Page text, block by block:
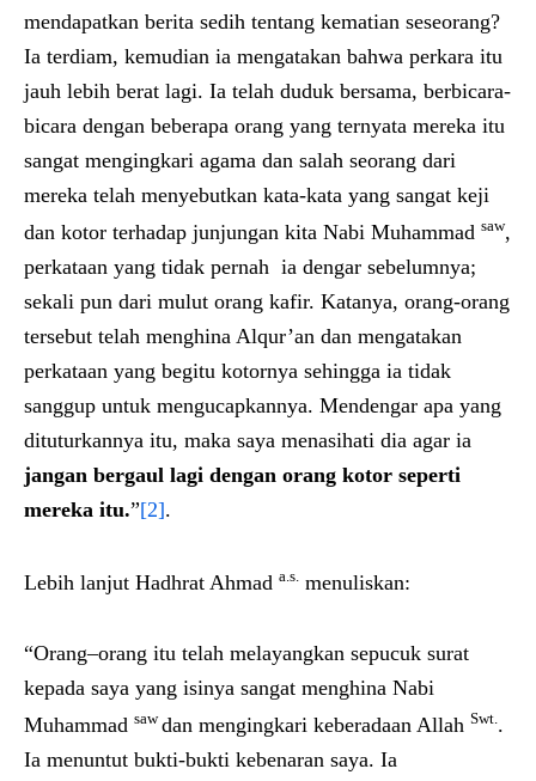
mendapatkan berita sedih tentang kematian seseorang?
Ia terdiam, kemudian ia mengatakan bahwa perkara itu
jauh lebih berat lagi. Ia telah duduk bersama, berbicara-
bicara dengan beberapa orang yang ternyata mereka itu
sangat mengingkari agama dan salah seorang dari
mereka telah menyebutkan kata-kata yang sangat keji
dan kotor terhadap junjungan kita Nabi Muhammad saw,
perkataan yang tidak pernah ia dengar sebelumnya;
sekali pun dari mulut orang kafir. Katanya, orang-orang
tersebut telah menghina Alqur’an dan mengatakan
perkataan yang begitu kotornya sehingga ia tidak
sanggup untuk mengucapkannya. Mendengar apa yang
dituturkannya itu, maka saya menasihati dia agar ia
jangan bergaul lagi dengan orang kotor seperti
mereka itu.”[2].
Lebih lanjut Hadhrat Ahmad a.s. menuliskan:
“Orang–orang itu telah melayangkan sepucuk surat
kepada saya yang isinya sangat menghina Nabi
Muhammad sawdan mengingkari keberadaan Allah Swt..
Ia menuntut bukti-bukti kebenaran saya. Ia